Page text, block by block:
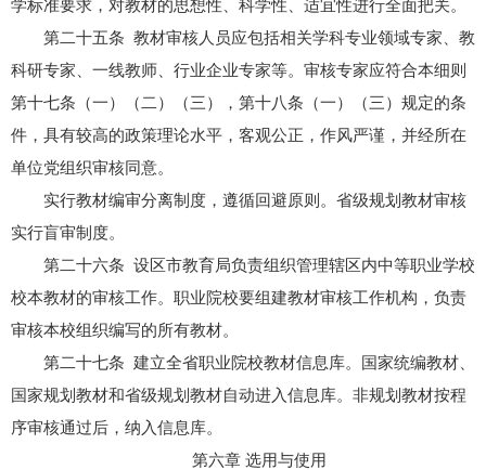
学标准要求，对教材的思想性、科学性、适宜性进行全面把关。
第二十五条 教材审核人员应包括相关学科专业领域专家、教
科研专家、一线教师、行业企业专家等。审核专家应符合本细则
第十七条（一）（二）（三），第十八条（一）（三）规定的条
件，具有较高的政策理论水平，客观公正，作风严谨，并经所在
单位党组织审核同意。
实行教材编审分离制度，遵循回避原则。省级规划教材审核
实行盲审制度。
第二十六条 设区市教育局负责组织管理辖区内中等职业学校
校本教材的审核工作。职业院校要组建教材审核工作机构，负责
审核本校组织编写的所有教材。
第二十七条 建立全省职业院校教材信息库。国家统编教材、
国家规划教材和省级规划教材自动进入信息库。非规划教材按程
序审核通过后，纳入信息库。
第六章 选用与使用